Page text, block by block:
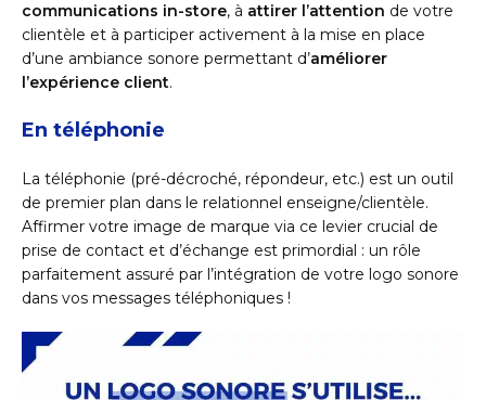
communications in-store, à attirer l’attention de votre
clientèle et à participer activement à la mise en place
d’une ambiance sonore permettant d’améliorer
l’expérience client.
En téléphonie
La téléphonie (pré-décroché, répondeur, etc.) est un outil
de premier plan dans le relationnel enseigne/clientèle.
Affirmer votre image de marque via ce levier crucial de
prise de contact et d’échange est primordial : un rôle
parfaitement assuré par l’intégration de votre logo sonore
dans vos messages téléphoniques !